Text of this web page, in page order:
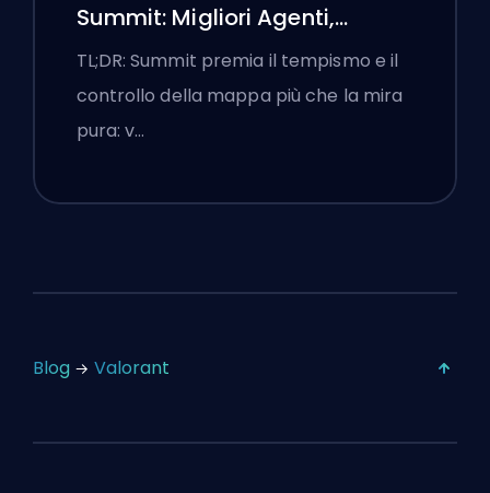
Summit: Migliori Agenti,
Chiamate e Fumogeni
TL;DR: Summit premia il tempismo e il
controllo della mappa più che la mira
pura: v…
Blog Valorant